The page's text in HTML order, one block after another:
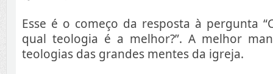
Esse é o começo da resposta à pergunta
qual teologia é a melhor?”. A melhor
teologias das grandes mentes da igreja.